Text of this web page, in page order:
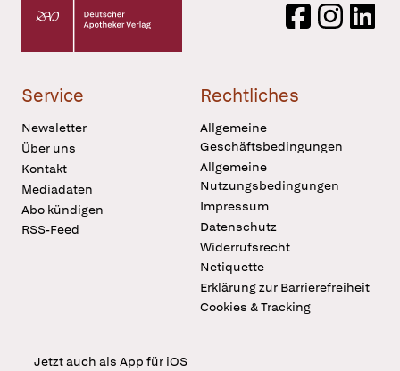
Deutscher Apotheker Verlag Logo
FacebookInstagram
Service
Newsletter
Über uns
Kontakt
Mediadaten
Abo kündigen
RSS-Feed
Rechtliches
Allgemeine
Geschäftsbedingungen
Allgemeine
Nutzungsbedingungen
Impressum
Datenschutz
Widerrufsrecht
Netiquette
Erklärung zur Barrierefreiheit
Cookies & Tracking
Jetzt auch als App für iOS